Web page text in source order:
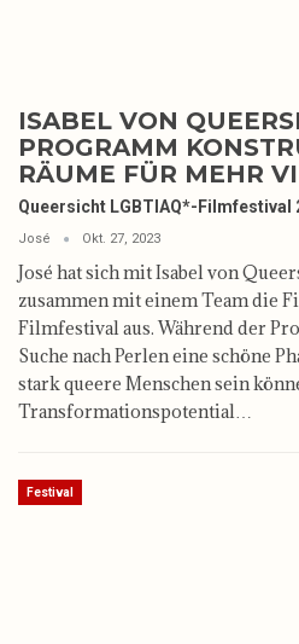
ISABEL VON
PROGRAMM
RÄUME FÜR MEHR
Queersicht LGBTIAQ*-Filmfestival
José Okt. 27, 2023
José hat sich mit Isabel von
zusammen mit einem Team die
Filmfestival aus. Während der
Suche nach Perlen eine schöne
stark queere Menschen sein
Transformations­potential…
Festival